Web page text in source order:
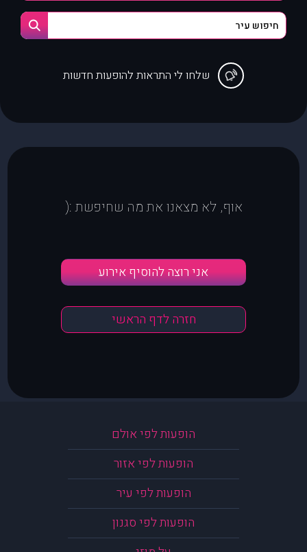
שלחו לי התראות להופעות חדשות
אוף, לא מצאנו את מה שחיפשת :(
אני רוצה להוסיף אירוע
חזרה לדף הראשי
הופעות לפי אולם
הופעות לפי אזור
הופעות לפי עיר
הופעות לפי סגנון